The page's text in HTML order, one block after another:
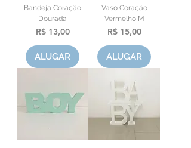
Bandeja Coração
Dourada
Preço
R$ 13,00
ALUGAR
Vaso Coração
Vermelho M
Preço
R$ 15,00
ALUGAR